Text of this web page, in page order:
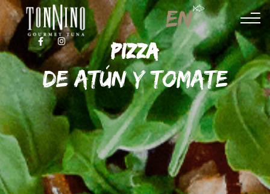
EN
FACEBOOKINSTAGRAM PIZZA
DE ATÚN Y TOMATE